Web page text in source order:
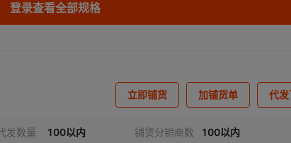
登录查看全部规格
立即铺货 加铺货单 代
发数量 100以内 铺货分销商数
100以内